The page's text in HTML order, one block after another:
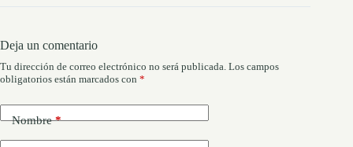
Deja un comentario
Tu dirección de correo electrónico no será publicada. Los campos
obligatorios están marcados con *
Nombre*